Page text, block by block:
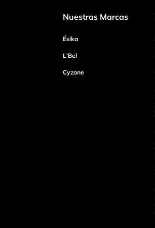
Nuestras Marcas
Ésika
L'Bel
Cyzone